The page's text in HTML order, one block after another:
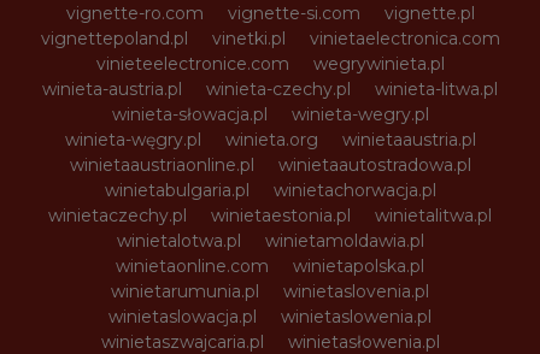
vignette-ro.com
vignette-si.com
vignette.pl
vignettepoland.pl
vinetki.pl
vinietaelectronica.com
vinieteelectronice.com
wegrywinieta.pl
winieta-austria.pl
winieta-czechy.pl
winieta-litwa.pl
winieta-słowacja.pl
winieta-wegry.pl
winieta-węgry.pl
winieta.org
winietaaustria.pl
winietaaustriaonline.pl
winietaautostradowa.pl
winietabulgaria.pl
winietachorwacja.pl
winietaczechy.pl
winietaestonia.pl
winietalitwa.pl
winietalotwa.pl
winietamoldawia.pl
winietaonline.com
winietapolska.pl
winietarumunia.pl
winietaslovenia.pl
winietaslowacja.pl
winietaslowenia.pl
winietaszwajcaria.pl
winietasłowenia.pl